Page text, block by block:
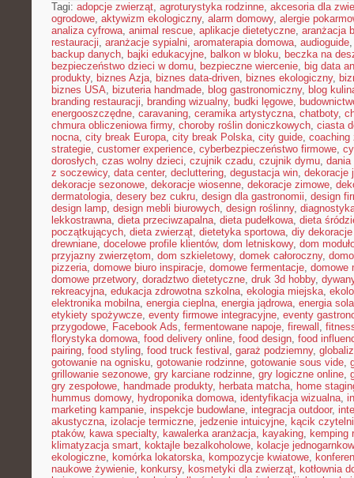
Tagi: adopcje zwierząt, agroturystyka rodzinne, akcesoria dla
ogrodowe, aktywizm ekologiczny, alarm domowy, alergie
analiza cyfrowa, animal rescue, aplikacje dietetyczne, aranżacja
restauracji, aranżacje sypialni, aromaterapia domowa, audioguide
backup danych, bajki edukacyjne, balkon w bloku, beczka na
bezpieczeństwo dzieci w domu, bezpieczne wiercenie, big data
produkty, biznes Azja, biznes data-driven, biznes ekologiczny,
biznes USA, bizuteria handmade, blog gastronomiczny, blog
branding restauracji, branding wizualny, budki lęgowe,
energooszczędne, caravaning, ceramika artystyczna, chatboty,
chmura obliczeniowa firmy, choroby roślin doniczkowych, ciasta
nocna, city break Europa, city break Polska, city guide, coaching
strategie, customer experience, cyberbezpieczeństwo firmowe,
dorosłych, czas wolny dzieci, czujnik czadu, czujnik dymu,
z soczewicy, data center, decluttering, degustacja win, dekoracje
dekoracje sezonowe, dekoracje wiosenne, dekoracje zimowe,
dermatologia, desery bez cukru, design dla gastronomii, design
design lamp, design mebli biurowych, design roślinny,
lekkostrawna, dieta przeciwzapalna, dieta pudełkowa, dieta
początkujących, dieta zwierząt, dietetyka sportowa, diy
drewniane, docelowe profile klientów, dom letniskowy, dom
przyjazny zwierzętom, dom szkieletowy, domek całoroczny,
pizzeria, domowe biuro inspiracje, domowe fermentacje, domowe
domowe przetwory, doradztwo dietetyczne, druk 3d hobby,
rekreacyjna, edukacja zdrowotna szkolna, ekologia miejska,
elektronika mobilna, energia cieplna, energia jądrowa, energia
etykiety spożywcze, eventy firmowe integracyjne, eventy
przygodowe, Facebook Ads, fermentowane napoje, firewall ,
florystyka domowa, food delivery online, food design, food
pairing, food styling, food truck festival , garaż podziemny,
gotowanie na ognisku, gotowanie rodzinne, gotowanie sous vide,
grillowanie sezonowe, gry karciane rodzinne, gry logiczne online,
gry zespołowe, handmade produkty, herbata matcha, home
hummus domowy, hydroponika domowa, identyfikacja wizualna,
marketing kampanie, inspekcje budowlane, integracja outdoor,
akustyczna, izolacje termiczne, jedzenie intuicyjne, kącik
ptaków, kawa specialty, kawalerka aranżacja, kayaking, kemping
klimatyzacja smart, koktajle bezalkoholowe, kolacje
ekologiczne, komórka lokatorska, kompozycje kwiatowe,
naukowe żywienie, konkursy, kosmetyki dla zwierząt, kotłownia